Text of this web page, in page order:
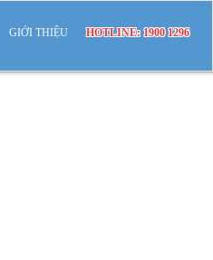
GIỚI THIỆU HOTLINE: 1900 1296